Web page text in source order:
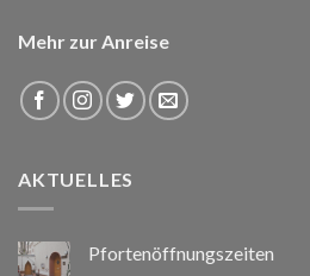
Mehr zur Anreise
AKTUELLES
Pfortenöffnungszeiten